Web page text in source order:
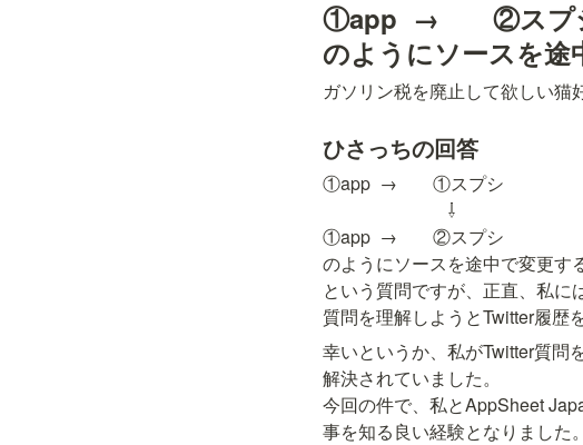
①app  →　　②スプ
のようにソースを途
ガソリン税を廃止して欲しい
ひさっちの回答
①app  →　　①スプシ
⇩
①app  →　　②スプシ
のようにソースを途中で変更す
という質問ですが、正直、私に
質問を理解しようとTwitter履歴
幸いというか、私がTwitter質問
解決されていました。
今回の件で、私とAppSheet
事を知る良い経験となりました。